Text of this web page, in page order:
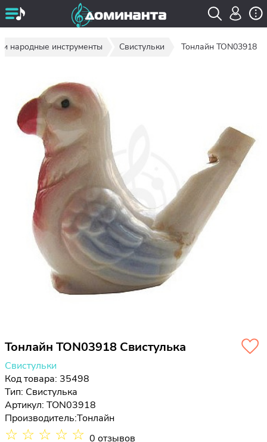
и народные инструменты Свистульки Тонлайн TON03918
Тонлайн TON03918 Свистулька
Свистульки
Код товара: 35498
Тип: Свистулька
Артикул: TON03918
Производитель:Тонлайн
☆ ☆ ☆ ☆ ☆ 0 отзывов